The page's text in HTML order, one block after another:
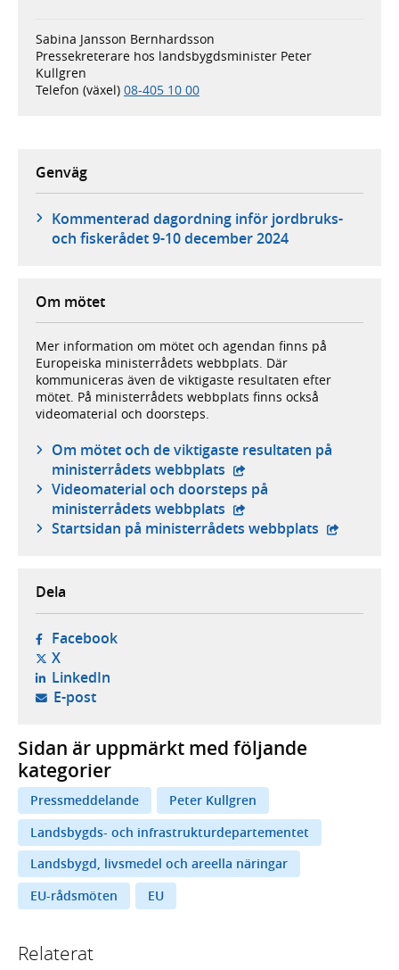
Sabina Jansson Bernhardsson
Pressekreterare hos landsbygdsminister Peter
Kullgren
Telefon (växel) 08-405 10 00
Genväg
Kommenterad dagordning inför jordbruks-
och fiskerådet 9-10 december 2024
Om mötet
Mer information om mötet och agendan finns på
Europeiska ministerrådets webbplats. Där
kommuniceras även de viktigaste resultaten efter
mötet. På ministerrådets webbplats finns också
videomaterial och doorsteps.
Om mötet och de viktigaste resultaten på
ministerrådets webbplats - extern webbplats,
Videomaterial och doorsteps på
ministerrådets webbplats - extern webbplats,
Startsidan på ministerrådets webbplats - extern
Dela
Facebook- öppnas i ny flik, extern webbplats,
X- öppnas i ny flik, extern webbplats,
LinkedIn- öppnas i ny flik, extern webbplats,
E-post- öppnar din e-postklient,
Sidan är uppmärkt med följande
kategorier
Pressmeddelande
Peter Kullgren
Landsbygds- och infrastrukturdepartementet
Landsbygd, livsmedel och areella näringar
EU-rådsmöten
EU
Relaterat